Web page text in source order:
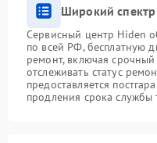
Широкий спектр
Сервисный центр Hiden
по всей РФ, бесплатную
ремонт, включая
отслеживать статус
предоставляется
продления срока службы